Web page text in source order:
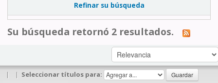
Refinar su búsqueda
Su búsqueda retornó 2 resultados.
| | Seleccionar títulos para: